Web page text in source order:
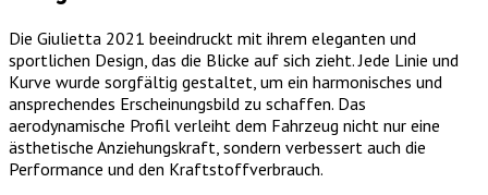
Die Giulietta 2021 beeindruckt mit ihrem eleganten und
sportlichen Design, das die Blicke auf sich zieht. Jede Linie und
Kurve wurde sorgfältig gestaltet, um ein harmonisches und
ansprechendes Erscheinungsbild zu schaffen. Das
aerodynamische Profil verleiht dem Fahrzeug nicht nur eine
ästhetische Anziehungskraft, sondern verbessert auch die
Performance und den Kraftstoffverbrauch.